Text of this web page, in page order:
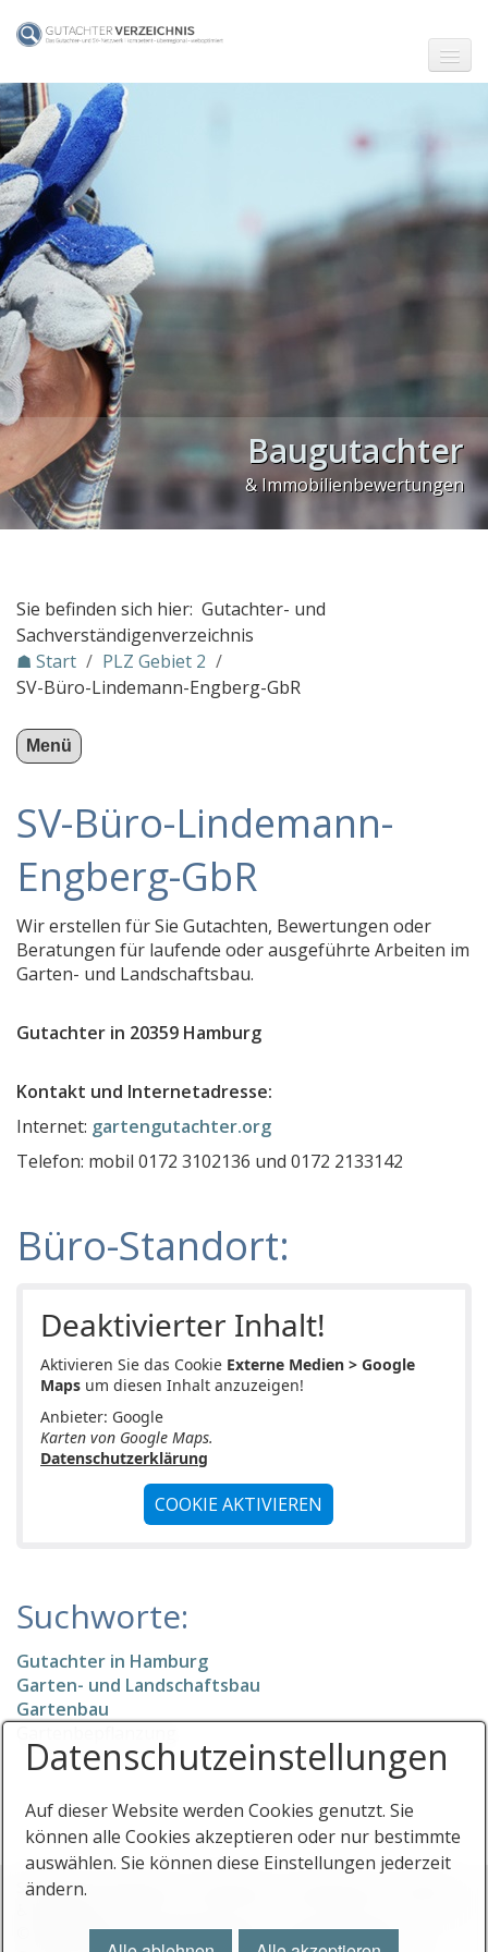
☗ Start
Gutachter in Berlin
Gutachter in Frankfurt (Main)
Gutachter in Hamburg
Gutachter in Köln
Gutachter in München
Gutachter in Stuttgart
PLZ Gebiet 0
PLZ Gebiet 1
PLZ Gebiet 2
Kfz-Sachverständigenbüro Jens S. Dell’Ali -
Sachverständigenbüro Schlüter für
STADTHOUSE IMMOBILIEN
Sachverständigenbüro Brandt
KFZ Gutachter NAD
Tobias von der Heide
Dipl.-Ing. Alexander Siegel
a.p.gmbh astute plan gmbh
Immobilienberatung Dr. Hage
Immobilienbewertung Meier
E4U Planungsbüro Haustechnik TGA GmbH
Ahrensburger KFZ-Prüfzentrum Kay Baschant
AASB Ahrensburger Autosachverständigenbüro
Immobilienbewertung Baumgarten
Werkstatt für individuelle Gebäudesanierung
Hermann Stabenow
Sachverständigenbüro für
Ingenieurbüro für Bauwesen Großmann
Praxisgemeinschaft Besch und Besch
GiB Gebrauchtimmobilienberatung
immobilienbewertung itzehoe
Kfz-Sachverständigen-Büro Mario Jäckel
Ingenieurbüro Seltz & Meyer
Der Hausinspektor
Sachverständiger Strahlenschutz Roland Wolff
Niemeyer Sachverständigenbüro
Barbara Wendelken, ö. b. v. Sachverständige -
Michael Elvers
Sachverständigenbüro für Immobilien, Bernd A.
Baugutachter
& Immobilienbewertungen
Sie befinden sich hier: Gutachter- und
Sachverständigenverzeichnis
☗ Start / PLZ Gebiet 2 /
SV-Büro-Lindemann-Engberg-GbR
Menü
SV-Büro-Lindemann-
Engberg-GbR
Wir erstellen für Sie Gutachten, Bewertungen oder
Beratungen für laufende oder ausgeführte Arbeiten im
Garten- und Landschaftsbau.
Gutachter in 20359 Hamburg
Kontakt und Internetadresse:
Internet: gartengutachter.org
Telefon: mobil 0172 3102136 und 0172 2133142
Büro-Standort:
Deaktivierter Inhalt!
Aktivieren Sie das Cookie Externe Medien > Google
Maps um diesen Inhalt anzuzeigen!
Anbieter: Google
Karten von Google Maps.
Datenschutzerklärung
COOKIE AKTIVIEREN
Suchworte:
Gutachter in Hamburg
Garten- und Landschaftsbau
Gartenbau
Startseite
© 2026 Gutachterverzeichnis.com - Das Verzeichnis für
Datenschutz­einstellungen
Auf dieser Website werden Cookies genutzt. Sie
können alle Cookies akzeptieren oder nur bestimmte
auswählen. Sie können diese Einstellungen jederzeit
ändern.